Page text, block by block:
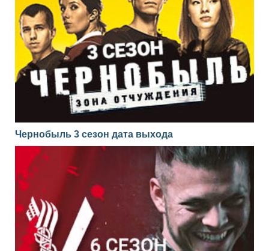
Чернобыль 3 сезон дата выхода